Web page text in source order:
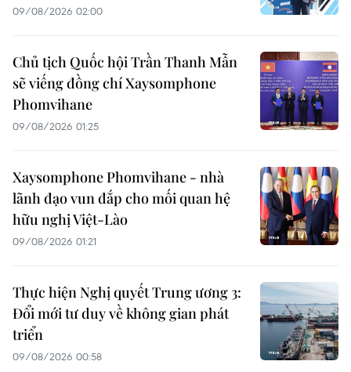
09/08/2026 02:00
Chủ tịch Quốc hội Trần Thanh Mẫn
sẽ viếng đồng chí Xaysomphone
Phomvihane
09/08/2026 01:25
Xaysomphone Phomvihane - nhà
lãnh đạo vun đắp cho mối quan hệ
hữu nghị Việt-Lào
09/08/2026 01:21
Thực hiện Nghị quyết Trung ương 3:
Đổi mới tư duy về không gian phát
triển
09/08/2026 00:58